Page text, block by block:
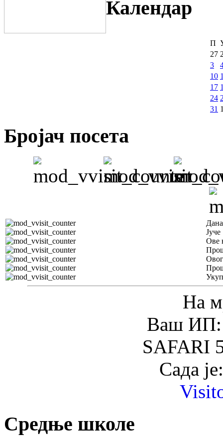
Календар
П
27
3
10
17
24
31
Бројач посета
Јуче
Ове
На
Ваш ИП:
SAFARI
Сада
Средње школе